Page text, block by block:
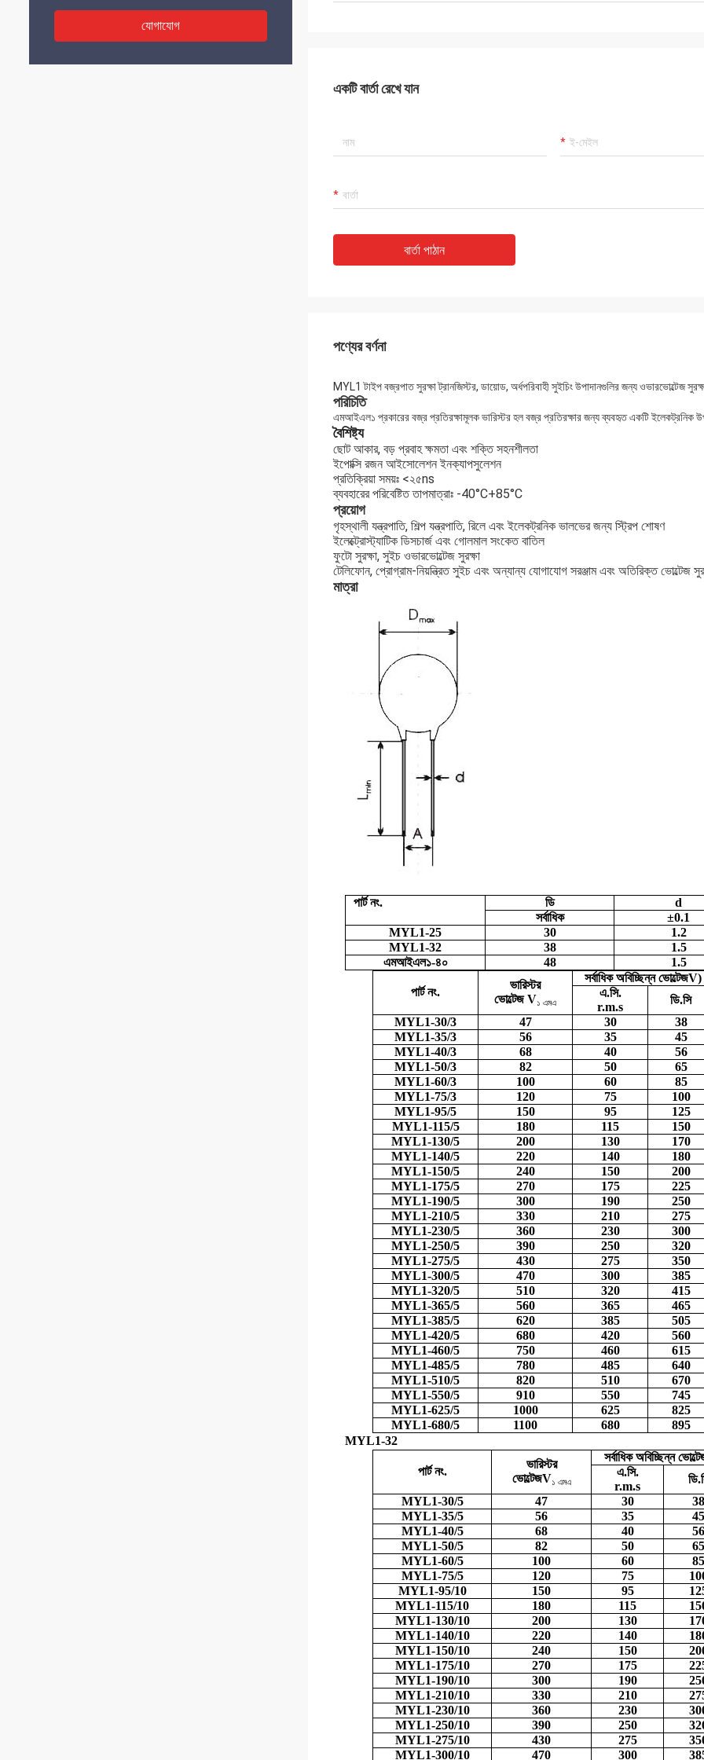
যোগাযোগ
একটি বার্তা রেখে যান
বার্তা পাঠান
পণ্যের বর্ণনা
MYL1 টাইপ বজ্রপাত সুরক্ষা ট্রানজিস্টর, ডায়োড, অর্ধপরিবাহী সুইচিং উপাদানগুলির জন্য ওভারভোল্টেজ
পরিচিতি
এমআইএল১ প্রকারের বজ্র প্রতিরক্ষামূলক ভারিস্টর হল বজ্র প্রতিরক্ষার জন্য ব্যবহৃত একটি ইলেকট্রনিক
বৈশিষ্ট্য
ছোট আকার, বড় প্রবাহ ক্ষমতা এবং শক্তি সহনশীলতা
ইপোক্সি রজন আইসোলেশন ইনক্যাপসুলেশন
প্রতিক্রিয়া সময়ঃ <২৫ns
ব্যবহারের পরিবেষ্টিত তাপমাত্রাঃ -40°C+85°C
প্রয়োগ
গৃহস্থালী যন্ত্রপাতি, শিল্প যন্ত্রপাতি, রিলে এবং ইলেকট্রনিক ভালভের জন্য স্ট্রিপ শোষণ
ইলেক্ট্রোস্ট্যাটিক ডিসচার্জ এবং গোলমাল সংকেত বাতিল
ফুটো সুরক্ষা, সুইচ ওভারভোল্টেজ সুরক্ষা
টেলিফোন, প্রোগ্রাম-নিয়ন্ত্রিত সুইচ এবং অন্যান্য যোগাযোগ সরঞ্জাম এবং অতিরিক্ত ভোল্টেজ
মাত্রা
পার্ট নং. ডি d
সর্বাধিক
±0.1
MYL1-25
30 1.2
MYL1-32
38 1.5
এমআইএল১-৪০
48 1.5
পার্ট নং.
ভারিস্টর
ভোল্টেজ V১ এমএ
সর্বাধিক অবিচ্ছিন্ন ভোল্টেজV)
এ.সি.
r.m.s
ডি.সি
MYL1-30/3
47 30 38
MYL1-35/3 56 35 45
MYL1-40/3
68 40 56
MYL1-50/3
82 50 65
MYL1-60/3
100 60 85
MYL1-75/3
120 75 100
MYL1-95/5
150 95 125
MYL1-115/5 180 115 150
MYL1-130/5
200 130 170
MYL1-140/5
220 140 180
MYL1-150/5
240 150 200
MYL1-175/5
270 175 225
MYL1-190/5
300 190 250
MYL1-210/5
330 210 275
MYL1-230/5
360 230 300
MYL1-250/5
390 250 320
MYL1-275/5
430 275 350
MYL1-300/5
470 300 385
MYL1-320/5
510 320 415
MYL1-365/5
560 365 465
MYL1-385/5
620 385 505
MYL1-420/5
680 420 560
MYL1-460/5
750 460 615
MYL1-485/5
780 485 640
MYL1-510/5
820 510 670
MYL1-550/5
910 550 745
MYL1-625/5
1000 625 825
MYL1-680/5
1100 680 895
MYL1-32
পার্ট নং.
ভারিস্টর
ভোল্টেজV১ এমএ
সর্বাধিক অবিচ্ছিন্ন
এ.সি.
r.m.s
MYL1-30/5
47 30 38
MYL1-35/5 56 35 45
MYL1-40/5
68 40 56
MYL1-50/5
82 50 65
MYL1-60/5
100 60 85
MYL1-75/5
120 75
MYL1-95/10
150 95
MYL1-115/10
180 115
MYL1-130/10
200 130
MYL1-140/10
220 140
MYL1-150/10
240 150
MYL1-175/10
270 175
MYL1-190/10
300 190
MYL1-210/10
330 210
MYL1-230/10
360 230
MYL1-250/10
390 250
MYL1-275/10
430 275
MYL1-300/10
470 300